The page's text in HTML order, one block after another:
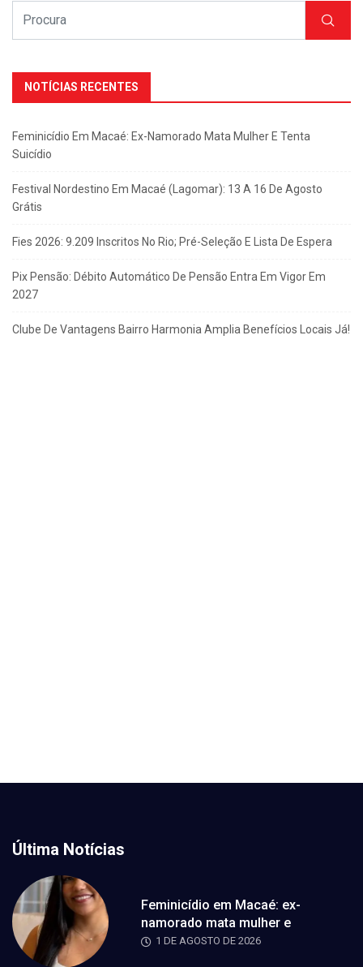
NOTÍCIAS RECENTES
Feminicídio Em Macaé: Ex-Namorado Mata Mulher E Tenta
Suicídio
Festival Nordestino Em Macaé (Lagomar): 13 A 16 De Agosto
Grátis
Fies 2026: 9.209 Inscritos No Rio; Pré-Seleção E Lista De Espera
Pix Pensão: Débito Automático De Pensão Entra Em Vigor Em
2027
Clube De Vantagens Bairro Harmonia Amplia Benefícios Locais Já!
Última Notícias
Feminicídio em Macaé: ex-
namorado mata mulher e
1 DE AGOSTO DE 2026